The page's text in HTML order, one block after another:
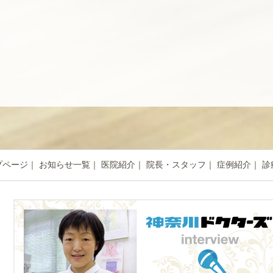
ページ お知らせ一覧 医院紹介 院長・スタッフ 症例紹介 診